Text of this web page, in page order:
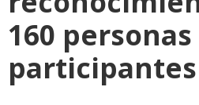
160 personas
participantes